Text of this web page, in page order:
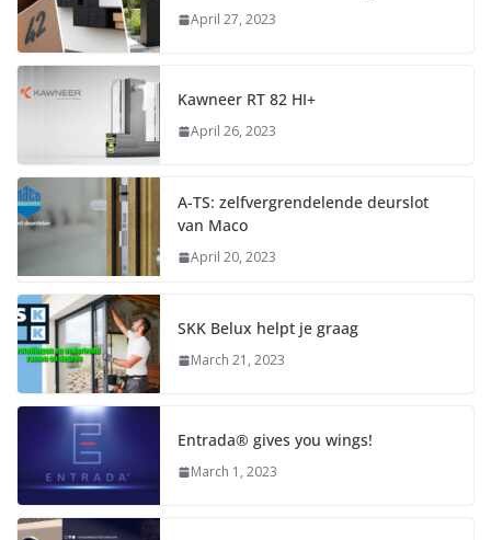
April 27, 2023
Kawneer RT 82 HI+
April 26, 2023
A-TS: zelfvergrendelende deurslot
van Maco
April 20, 2023
SKK Belux helpt je graag
March 21, 2023
Entrada® gives you wings!
March 1, 2023